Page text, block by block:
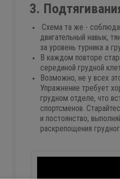
3.
Схема та же -
двигательный навык,
за уровень турника а
В каждом повторе
серединой грудной
Возможно, не у всех
Упражнение требует
грудном отделе, что
спортсменов.
и постоянство,
раскрепощения